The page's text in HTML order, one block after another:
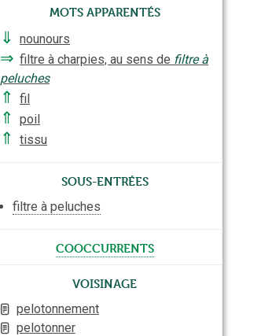
Mots apparentés
⇓
nounours
⇒ filtre à charpies, au sens de filtre à
peluches
⇑ fil
⇑ poil
⇑ tissu
Sous-entrées
filtre à peluches
cooccurrents
Voisinage
pelotonnement
pelotonner